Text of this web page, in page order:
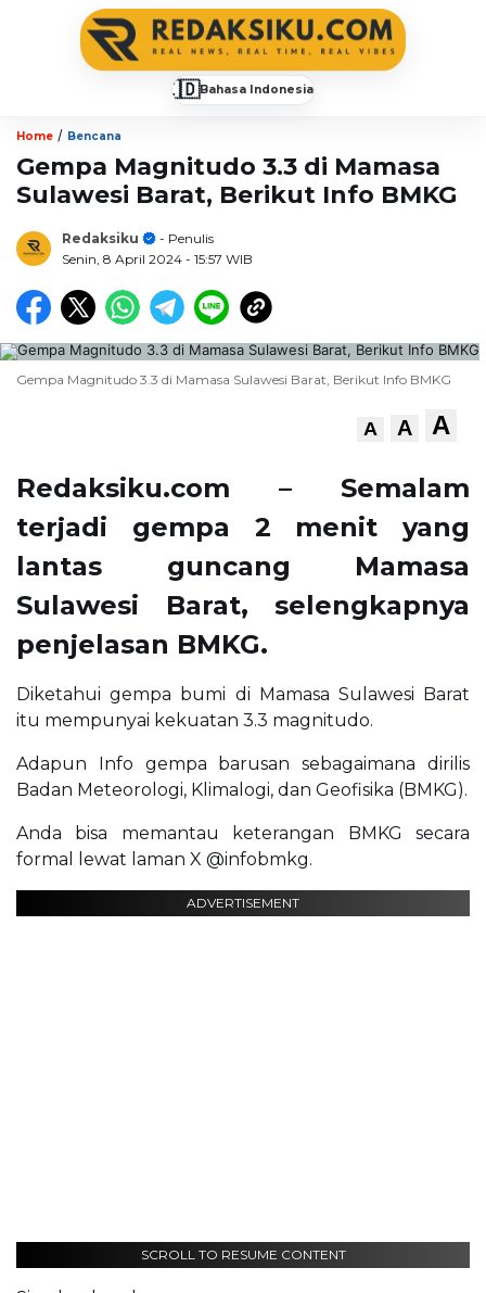
🇮🇩Bahasa Indonesia
Home / Bencana
Gempa Magnitudo 3.3 di Mamasa
Sulawesi Barat, Berikut Info BMKG
Redaksiku
- Penulis
Senin, 8 April 2024 - 15:57 WIB
Gempa Magnitudo 3.3 di Mamasa Sulawesi Barat, Berikut Info BMKG
A A A
Redaksiku.com – Semalam
terjadi gempa 2 menit yang
lantas guncang Mamasa
Sulawesi Barat, selengkapnya
penjelasan BMKG.
Diketahui gempa bumi di Mamasa Sulawesi Barat
itu mempunyai kekuatan 3.3 magnitudo.
Adapun Info gempa barusan sebagaimana dirilis
Badan Meteorologi, Klimalogi, dan Geofisika (BMKG).
Anda bisa memantau keterangan BMKG secara
formal lewat laman X @infobmkg.
ADVERTISEMENT
SCROLL TO RESUME CONTENT